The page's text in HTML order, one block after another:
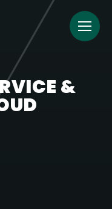
&